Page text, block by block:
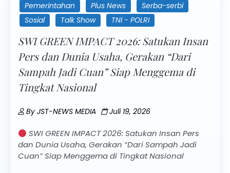
Pemerintahan
Plus News
Serba-serbi
Sosial
Talk Show TNI - POLRI
SWI GREEN IMPACT 2026: Satukan Insan
Pers dan Dunia Usaha, Gerakan “Dari
Sampah Jadi Cuan” Siap Menggema di
Tingkat Nasional
ByJST-NEWS MEDIA Juli 19, 2026
SWI GREEN IMPACT 2026: Satukan Insan Pers
dan Dunia Usaha, Gerakan “Dari Sampah Jadi
Cuan” Siap Menggema di Tingkat Nasional